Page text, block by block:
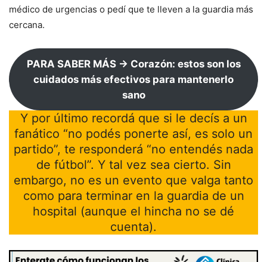
médico de urgencias o pedí que te lleven a la guardia más
cercana.
PARA SABER MÁS → Corazón: estos son los
cuidados más efectivos para mantenerlo
sano
Y por último recordá que si le decís a un
fanático “no podés ponerte así, es solo un
partido”, te responderá “no entendés nada
de fútbol”. Y tal vez sea cierto. Sin
embargo, no es un evento que valga tanto
como para terminar en la guardia de un
hospital (aunque el hincha no se dé
cuenta).